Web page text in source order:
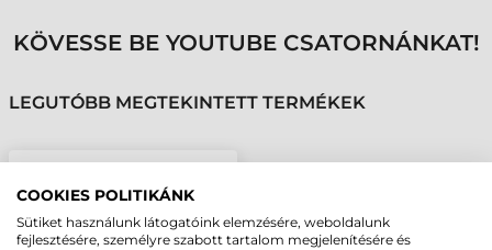
KÖVESSE BE YOUTUBE CSATORNÁNKAT!
LEGUTÓBB MEGTEKINTETT TERMÉKEK
ÁLLVÁNY, FEHÉR, LS2208
COOKIES POLITIKÁNK
Sütiket használunk látogatóink elemzésére, weboldalunk
fejlesztésére, személyre szabott tartalom megjelenítésére és